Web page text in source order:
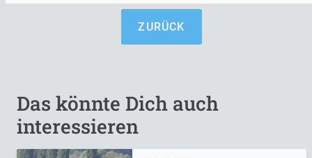
ZURÜCK
Das könnte Dich auch
interessieren